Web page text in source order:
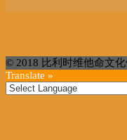
© 2018 比利时维他命文
Translate »